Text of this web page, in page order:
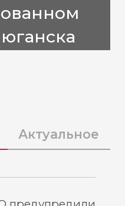
Актуальное